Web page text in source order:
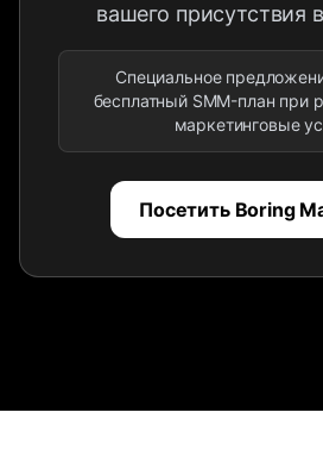
вашего присутствия
Специальное
бесплатный SMM-план при
маркетинговые
Посетить Boring